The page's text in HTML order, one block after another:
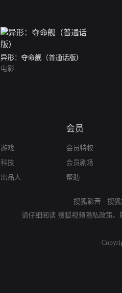
异形：夺命舰（普通话版）
电影
游戏
科技
出品人
会员
会员特权
会员剧场
帮助
搜狐影音 - 搜
请仔细阅读 搜狐视频隐私政策、